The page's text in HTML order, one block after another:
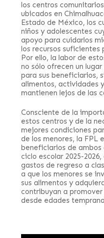
los centros
ubicados en
Estado de México, los
niños y adolescentes
apoyo para cuidarlos
los recursos suficientes
Por ello, la labor de
no sólo ofrecen un
para sus beneficiarios,
alimentos, actividades
mantienen lejos de las
Consciente de la
estos centros y de la
mejores condiciones
de los menores, la FPL
beneficiarios de
ciclo escolar 2025-
gastos de regreso a
a que los menores se
sus alimentos y
contribuyan a
desde edades